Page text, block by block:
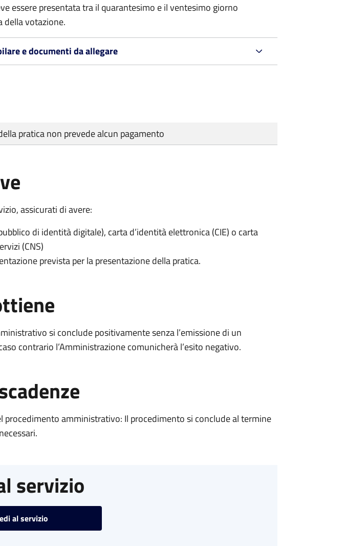
essere presentata tra il quarantesimo e il ventesimo giorno
della votazione.
e documenti da allegare
pratica non prevede alcun pagamento
assicurati di avere:
di identità digitale), carta d’identità elettronica (CIE) o carta
(CNS)
prevista per la presentazione della pratica.
si conclude positivamente senza l’emissione di un
contrario l’Amministrazione comunicherà l’esito negativo.
procedimento amministrativo: Il procedimento si conclude al termine
servizio
al servizio